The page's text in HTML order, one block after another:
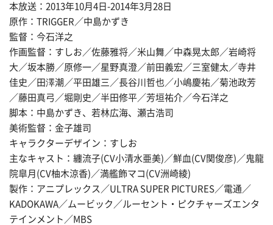
本放送：2013年10月4日-2014年3月28日
原作：TRIGGER／中島かずき
監督：今石洋之
作画監督：すしお／佐藤雅将／米山舞／中森晃太郎／岩崎将
大／坂本勝／原修一／星野真澄／前田義宏／三室健太／寺井
佳史／田澤潮／平田雄三／長谷川哲也／小嶋慶祐／菊池政芳
／藤田真弓／堀剛史／半田修平／芳垣祐介／今石洋之
脚本：中島かずき、若林広海、瀬古浩司
美術監督：金子雄司
キャラクターデザイン：すしお
主なキャスト：纏流子(CV小清水亜美)／鮮血(CV関俊彦)／鬼龍
院皐月(CV柚木涼香)／満艦飾マコ(CV洲崎綾)
製作：アニプレックス／ULTRA SUPER PICTURES／電通／
KADOKAWA／ムービック／ルーセント・ピクチャーズエンタ
テインメント／MBS